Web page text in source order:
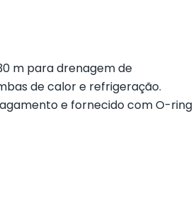
m para drenagem de
de calor e refrigeração.
e fornecido com O-ring